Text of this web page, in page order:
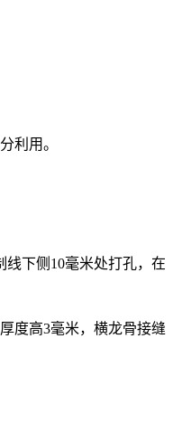
利用。
下侧10毫米处打孔，在
度高3毫米，横龙骨接缝